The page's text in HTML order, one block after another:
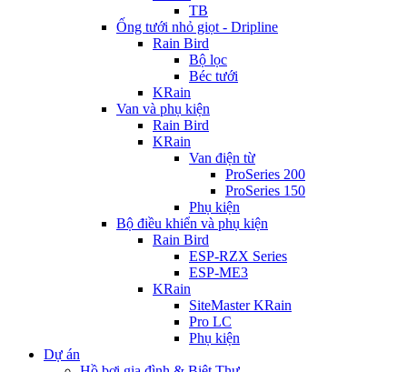
TB
Ống tưới nhỏ giọt - Dripline
Rain Bird
Bộ lọc
Béc tưới
KRain
Van và phụ kiện
Rain Bird
KRain
Van điện từ
ProSeries 200
ProSeries 150
Phụ kiện
Bộ điều khiển và phụ kiện
Rain Bird
ESP-RZX Series
ESP-ME3
KRain
SiteMaster KRain
Pro LC
Phụ kiện
Dự án